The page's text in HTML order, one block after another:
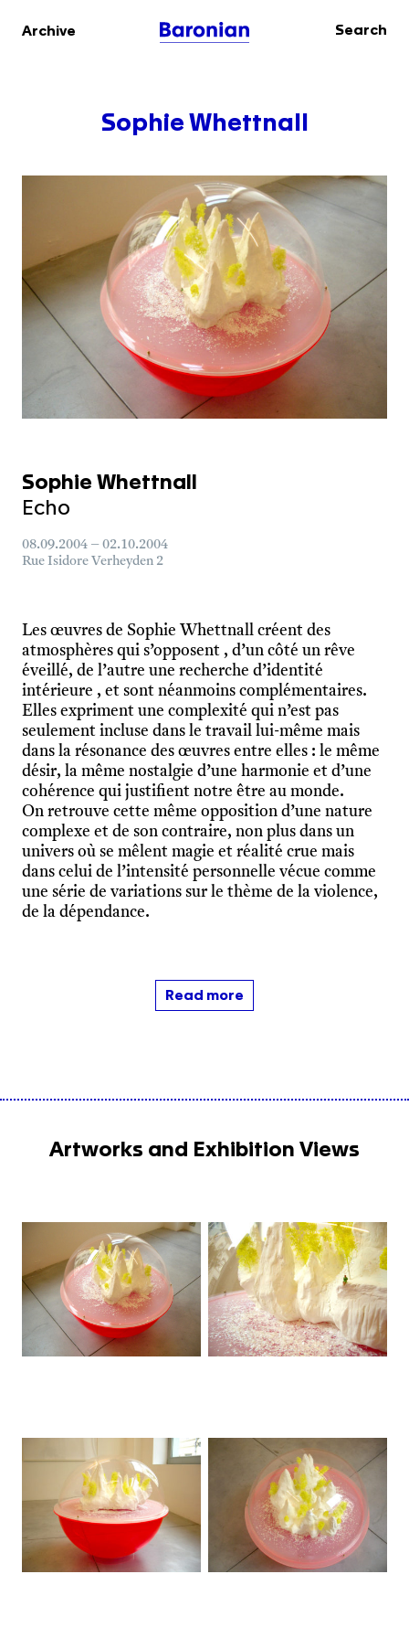
Archive Search
Sophie Whettnall
Sophie Whettnall
Echo
08.09.2004 – 02.10.2004
Rue Isidore Verheyden 2
Les œuvres de Sophie Whettnall créent des
atmosphères qui s’opposent , d’un côté un rêve
éveillé, de l’autre une recherche d’identité
intérieure , et sont néanmoins complémentaires.
Elles expriment une complexité qui n’est pas
seulement incluse dans le travail lui-même mais
dans la résonance des œuvres entre elles : le même
désir, la même nostalgie d’une harmonie et d’une
cohérence qui justifient notre être au monde.
On retrouve cette même opposition d’une nature
complexe et de son contraire, non plus dans un
univers où se mêlent magie et réalité crue mais
dans celui de l’intensité personnelle vécue comme
une série de variations sur le thème de la violence,
de la dépendance.
Read more
Artworks and Exhibition Views